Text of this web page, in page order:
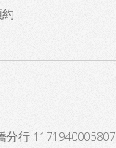
分行 1171940005807